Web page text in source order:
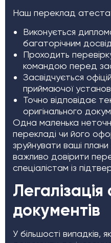
Наш переклад
Виконується
багаторічним
Проходить
командою перед
Засвідчується
приймаючої
Точно відповідає
оригінального
Одна маленька
перекладі чи його
зруйнувати ваші
важливо довірити
спеціалістам із
Легалізація
документів
У більшості випадків,